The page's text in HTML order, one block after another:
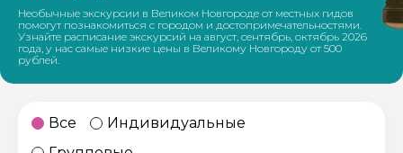
Необычные экскурсии в Великом Новгороде от местных гидов
помогут познакомиться с городом и достопримечательностями.
Узнайте расписание экскурсий на август, сентябрь, октябрь 2026
года, у нас самые низкие цены в Великому Новгороду от 500
рублей.
Все
Индивидуальные